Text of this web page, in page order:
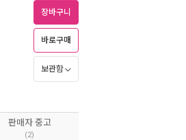
장바구니
바로구매
보관함
판매자 중고
(2)